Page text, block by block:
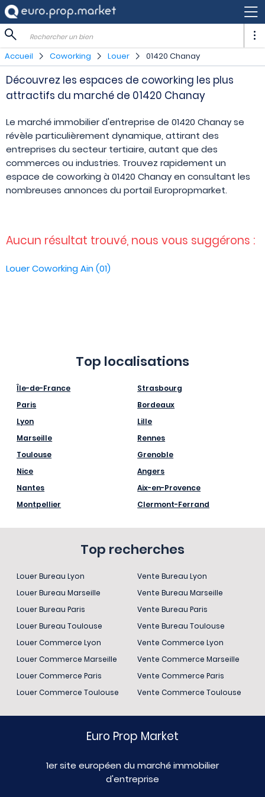
Rechercher un bien
Accueil Coworking Louer 01420 Chanay
Découvrez les espaces de coworking les plus
attractifs du marché de 01420 Chanay
Le marché immobilier d'entreprise de 01420 Chanay se
révèle particulièrement dynamique, attirant des
entreprises du secteur tertiaire, autant que des
commerces ou industries. Trouvez rapidement un
espace de coworking à 01420 Chanay en consultant les
nombreuses annonces du portail Europropmarket.
Aucun résultat trouvé, nous vous suggérons :
Louer Coworking Ain (01)
Top localisations
Île-de-France
Paris
Lyon
Marseille
Toulouse
Nice
Nantes
Montpellier
Strasbourg
Bordeaux
Lille
Rennes
Grenoble
Angers
Aix-en-Provence
Clermont-Ferrand
Top recherches
Louer Bureau Lyon
Louer Bureau Marseille
Louer Bureau Paris
Louer Bureau Toulouse
Louer Commerce Lyon
Louer Commerce Marseille
Louer Commerce Paris
Louer Commerce Toulouse
Vente Bureau Lyon
Vente Bureau Marseille
Vente Bureau Paris
Vente Bureau Toulouse
Vente Commerce Lyon
Vente Commerce Marseille
Vente Commerce Paris
Vente Commerce Toulouse
Euro Prop Market
1er site européen du marché immobilier
d'entreprise